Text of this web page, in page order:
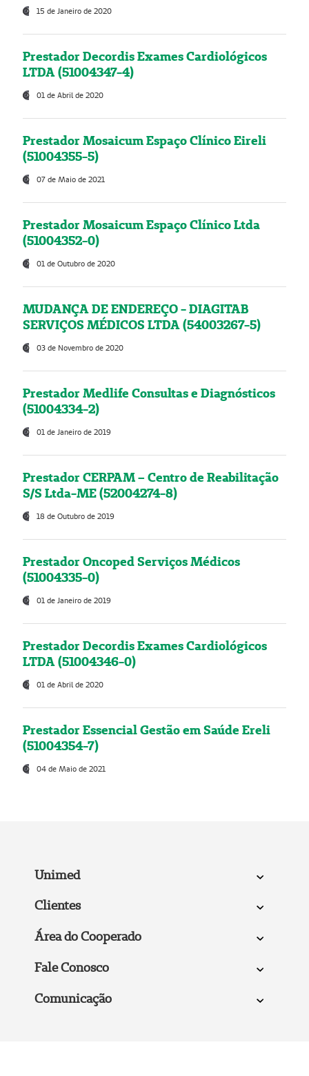
15 de Janeiro de 2020
Prestador Decordis Exames Cardiológicos
LTDA (51004347-4)
01 de Abril de 2020
Prestador Mosaicum Espaço Clínico Eireli
(51004355-5)
07 de Maio de 2021
Prestador Mosaicum Espaço Clínico Ltda
(51004352-0)
01 de Outubro de 2020
MUDANÇA DE ENDEREÇO - DIAGITAB
SERVIÇOS MÉDICOS LTDA (54003267-5)
03 de Novembro de 2020
Prestador Medlife Consultas e Diagnósticos
(51004334-2)
01 de Janeiro de 2019
Prestador CERPAM – Centro de Reabilitação
S/S Ltda-ME (52004274-8)
18 de Outubro de 2019
Prestador Oncoped Serviços Médicos
(51004335-0)
01 de Janeiro de 2019
Prestador Decordis Exames Cardiológicos
LTDA (51004346-0)
01 de Abril de 2020
Prestador Essencial Gestão em Saúde Ereli
(51004354-7)
04 de Maio de 2021
Unimed
Clientes
Área do Cooperado
Fale Conosco
Comunicação